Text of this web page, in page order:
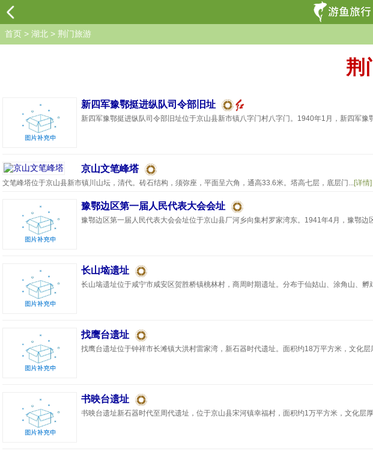
首页 > 湖北 > 荆门旅游
荆
新四军豫鄂挺进纵队司令部旧址
新四军豫鄂挺进纵队司令部旧址位于京山县新市镇八字门村八字门。1940年1月，新四军豫
京山文笔峰塔
文笔峰塔位于京山县新市镇川山坛，清代。砖石结构，须弥座，平面呈六角，通高33.6米。塔高七层，底层门...[详情]
豫鄂边区第一届人民代表大会会址
豫鄂边区第一届人民代表大会会址位于京山县厂河乡向集村罗家湾东。1941年4月，豫鄂边
长山垴遗址
长山垴遗址位于咸宁市咸安区贺胜桥镇桃林村，商周时期遗址。分布于仙姑山、涂角山、孵
找鹰台遗址
找鹰台遗址位于钟祥市长滩镇大洪村雷家湾，新石器时代遗址。面积约18万平方米，文化层
书映台遗址
书映台遗址新石器时代至周代遗址，位于京山县宋河镇幸福村，面积约1万平方米，文化层